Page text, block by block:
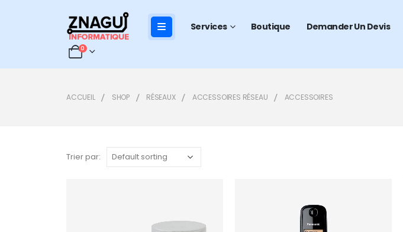
Services Boutique Demander Un Devis
0
ACCUEIL SHOP RÉSEAUX ACCESSOIRES RÉSEAU ACCESSOIRES
Trier par:
Add to